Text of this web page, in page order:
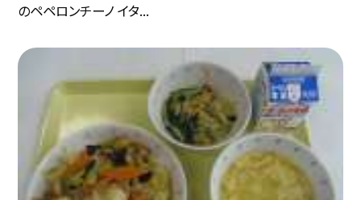
のペペロンチーノ イタ...